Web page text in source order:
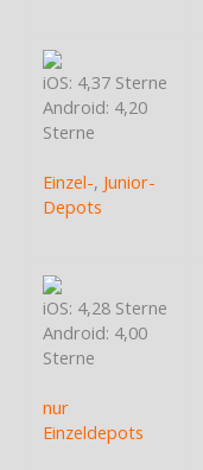
iOS: 4,37 Sterne
Android: 4,20
Sterne
Einzel-, Junior-
Depots
iOS: 4,28 Sterne
Android: 4,00
Sterne
nur
Einzeldepots